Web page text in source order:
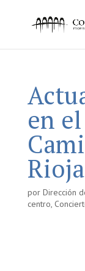
en
Rioja
por Dirección
centro,